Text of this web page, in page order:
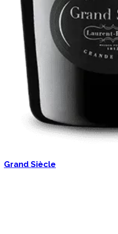
Grand Siècle